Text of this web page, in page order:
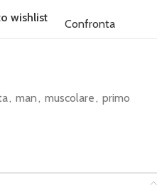
wishlist Confronta
, man , muscolare , primo